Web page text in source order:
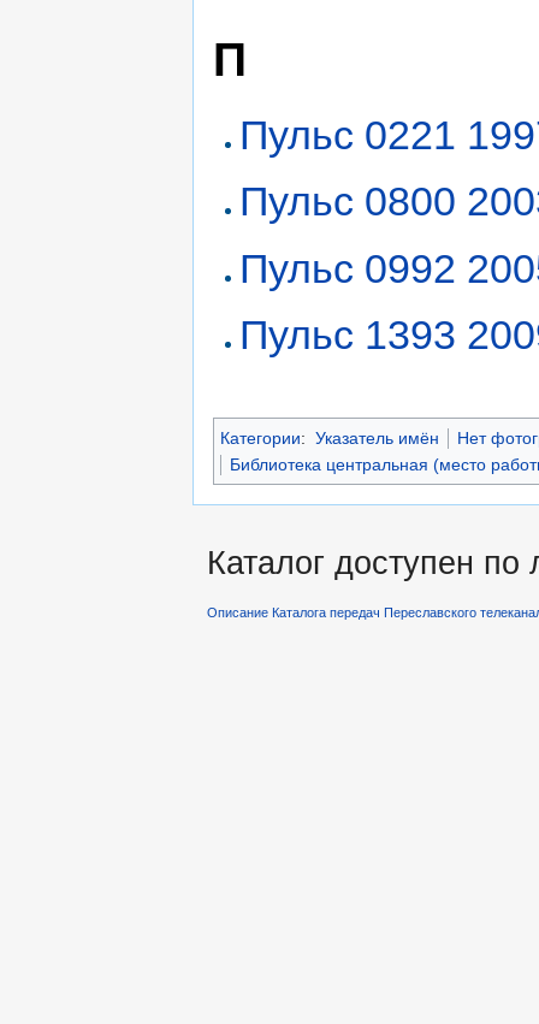
П
Пульс 0221
Пульс 0800
Пульс 0992
Пульс 1393
Категории: Указатель имён
Нет
Библиотека центральная (место
Каталог доступен
Описание Каталога передач Переславского